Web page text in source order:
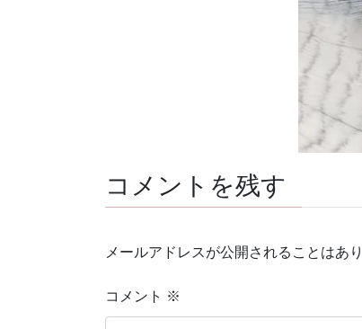
コメントを残す
メールアドレスが公開されることはあり
コメント ※